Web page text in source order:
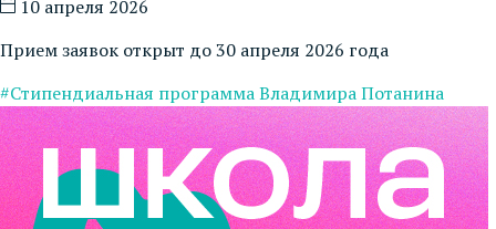
10 апреля 2026
Прием заявок открыт до 30 апреля 2026 года
#Стипендиальная программа Владимира Потанина